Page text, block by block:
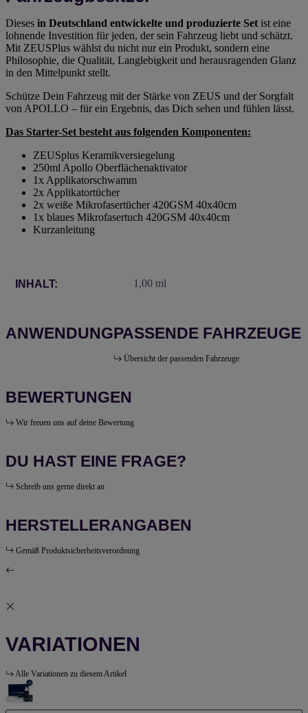
Dieses in Deutschland entwickelte und produzierte Set ist eine
lohnende Investition für jeden, der sein Fahrzeug liebt und schätzt.
Mit ZEUSPlus wählst du nicht nur ein Produkt, sondern eine
Philosophie, die Qualität, Langlebigkeit und herausragenden Glanz
in den Mittelpunkt stellt.
Schütze Dein Fahrzeug mit der Stärke von ZEUS und der Sorgfalt
von APOLLO – für ein Ergebnis, das Dich sehen und fühlen lässt.
Das Starter-Set besteht aus folgenden Komponenten:
ZEUSplus Keramikversiegelung
250ml Apollo Oberflächenaktivator
1x Applikatorschwamm
2x Applikatortücher
2x weiße Mikrofasertücher 420GSM 40x40cm
1x blaues Mikrofasertuch 420GSM 40x40cm
Kurzanleitung
Produkteigenschaft
Wert
INHALT: 1,00 ml
ANWENDUNGPASSENDE FAHRZEUGE
Übersicht der passenden Fahrzeuge
BEWERTUNGEN
Wir freuen uns auf deine Bewertung
DU HAST EINE FRAGE?
Schreib uns gerne direkt an
HERSTELLERANGABEN
Gemäß Produktsicherheitsverordnung
VARIATIONEN
Alle Variationen zu diesem Artikel